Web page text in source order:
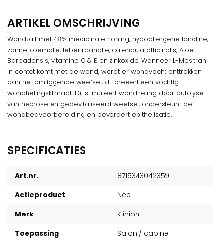
ARTIKEL OMSCHRIJVING
Wondzalf met 48% medicinale honing, hypoallergene lanoline,
zonnebloemolie, lebertraanolie, calendula officinalis, Aloe
Barbadensis, vitamine C & E en zinkoxide. Wanneer L-Mesitran
in contct komt met de wond, wordt er wondvocht onttrokken
aan het omliggende weefsel, dit creeert een vochtig
wondhelingsklimaat. Dit stimuleert wondheling door autolyse
van necrose en gedevitaliseerd weefsel, ondersteunt de
wondbedvoorbereiding en bevordert epithelisatie.
SPECIFICATIES
Art.nr.
8715343042359
Actieproduct
Nee
Merk
Klinion
Toepassing
Salon / cabine